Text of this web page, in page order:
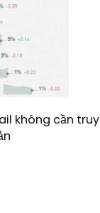
không cần truy